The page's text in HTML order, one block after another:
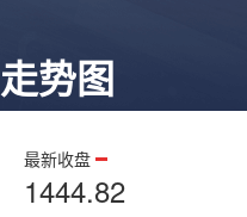
走势图
最新收盘
1444.82